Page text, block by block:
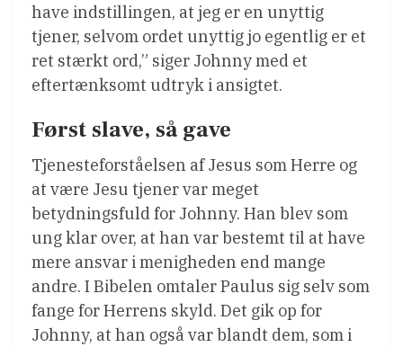
have indstillingen, at jeg er en unyttig
tjener, selvom ordet unyttig jo egentlig er et
ret stærkt ord,” siger Johnny med et
eftertænksomt udtryk i ansigtet.
Først slave, så gave
Tjenesteforståelsen af Jesus som Herre og
at være Jesu tjener var meget
betydningsfuld for Johnny. Han blev som
ung klar over, at han var bestemt til at have
mere ansvar i menigheden end mange
andre. I Bibelen omtaler Paulus sig selv som
fange for Herrens skyld. Det gik op for
Johnny, at han også var blandt dem, som i